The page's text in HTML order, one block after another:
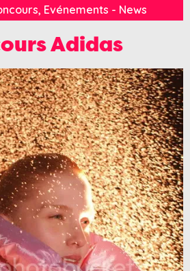
, Evénements - News
Adidas